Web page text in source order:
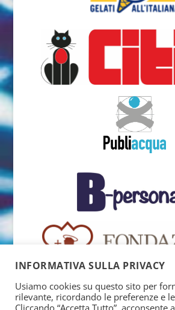
INFORMATIVA SULLA PRIVACY
Usiamo cookies su questo sito per
rilevante, ricordando le preferenze e
Cliccando “Accetta Tutto”, acconsente